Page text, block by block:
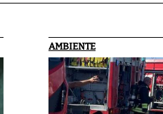
AMBIENTE